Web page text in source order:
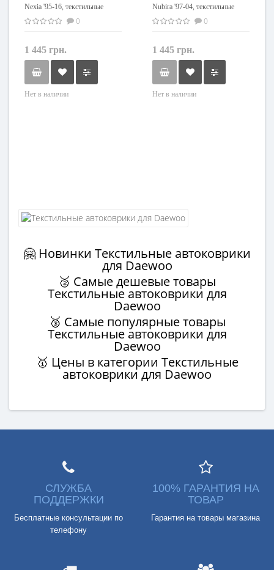
Nexia '95-16, текстильные
(Стандарт)
0
1 445 грн.
Нет в наличии
Nubira '97-04, текстильные
(Стандарт)
0
1 445 грн.
Нет в наличии
🤗 Новинки Текстильные автоковрики
для Daewoo
🥈 Самые дешевые товары
Текстильные автоковрики для
Daewoo
🥉 Самые популярные товары
Текстильные автоковрики для
Daewoo
🥇 Цены в категории Текстильные
автоковрики для Daewoo
СЛУЖБА
ПОДДЕРЖКИ
Бесплатные консультации по
телефону
100% ГАРАНТИЯ НА
ТОВАР
Гарантия на товары магазина